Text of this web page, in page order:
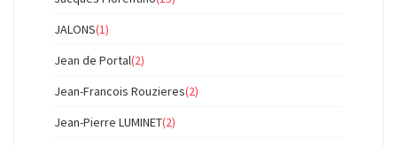
JALONS(1)
Jean de Portal(2)
Jean-Francois Rouzieres(2)
Jean-Pierre LUMINET(2)